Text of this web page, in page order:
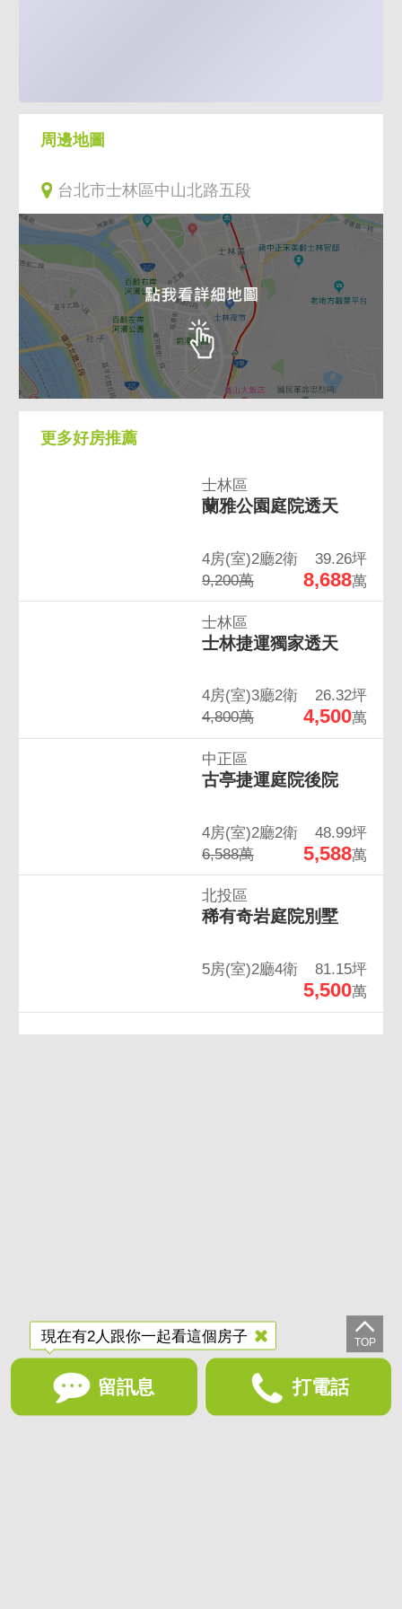
周邊地圖
台北市士林區中山北路五段
更多好房推薦
士林區
蘭雅公園庭院透天
4房(室)2廳2衛
39.26坪
9,200萬
8,688萬
士林區
士林捷運獨家透天
4房(室)3廳2衛
26.32坪
4,800萬
4,500萬
中正區
古亭捷運庭院後院
4房(室)2廳2衛
48.99坪
6,588萬
5,588萬
北投區
稀有奇岩庭院別墅
5房(室)2廳4衛 81.15坪
5,500萬
現在有2人跟你一起看這個房子
留訊息 打電話